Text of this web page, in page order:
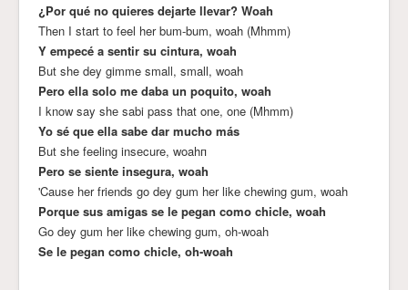
¿Por qué no quieres dejarte llevar? Woah
Then I start to feel her bum-bum, woah (Mhmm)
Y empecé a sentir su cintura, woah
But she dey gimme small, small, woah
Pero ella solo me daba un poquito, woah
I know say shе sabi pass that one, one (Mhmm)
Yo sé que ella sabe dar mucho más
But she feeling insеcure, woahп
Pero se siente insegura, woah
'Cause her friends go dey gum her like chewing gum, woah
Porque sus amigas se le pegan como chicle, woah
Go dey gum her like chewing gum, oh-woah
Se le pegan como chicle, oh-woah